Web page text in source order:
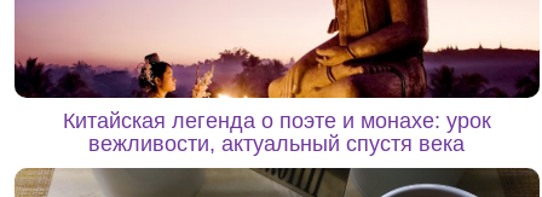
Китайская легенда о поэте и монахе: урок
вежливости, актуальный спустя века